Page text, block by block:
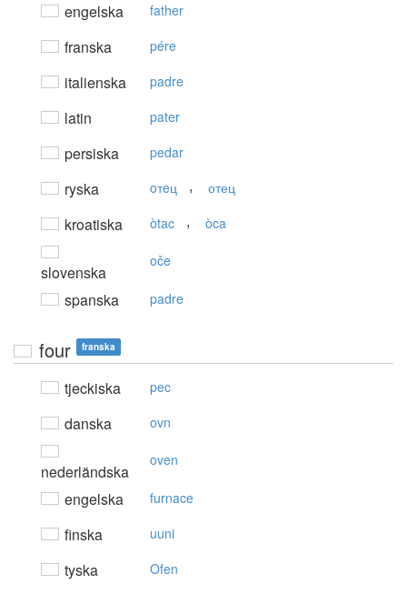
engelska father
franska pére
italienska padre
latin pater
persiska pedar
ryska oтeц , отец
kroatiska òtac , òca
slovenska
oče
spanska padre
four franska
tjeckiska pec
danska ovn
nederländska
oven
engelska furnace
finska uuni
tyska Ofen